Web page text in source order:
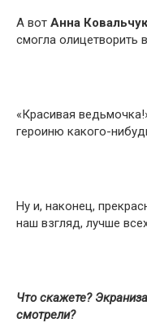
А вот Анна Ковальчук
смогла олицетворить
«Красивая
героиню какого-
Ну и, наконец,
наш взгляд, лучше
Что скажете?
смотрели?